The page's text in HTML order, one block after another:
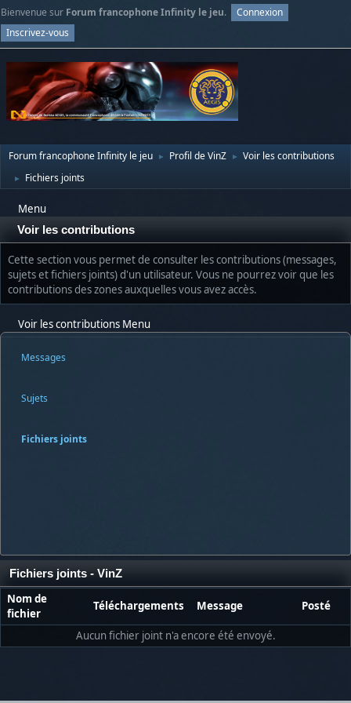
Bienvenue sur Forum francophone Infinity le jeu.
Connexion
Inscrivez-vous
Forum francophone Infinity le jeu ► Profil de VinZ ► Voir les contributions
► Fichiers joints
Menu
Voir les contributions
Cette section vous permet de consulter les contributions (messages,
sujets et fichiers joints) d'un utilisateur. Vous ne pourrez voir que les
contributions des zones auxquelles vous avez accès.
Voir les contributions Menu
Messages
Sujets
Fichiers joints
Fichiers joints - VinZ
Nom de
fichier
Téléchargements Message Posté
Aucun fichier joint n'a encore été envoyé.